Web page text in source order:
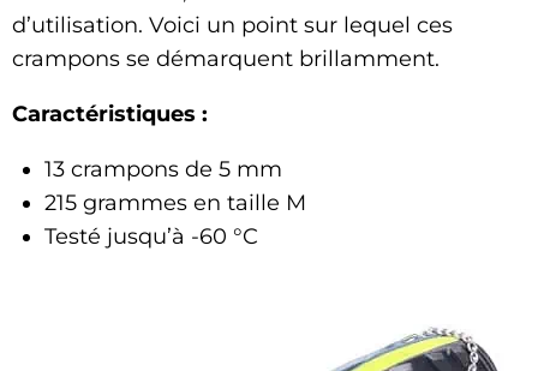
d’utilisation. Voici un point sur lequel ces
crampons se démarquent brillamment.
Caractéristiques :
13 crampons de 5 mm
215 grammes en taille M
Testé jusqu’à -60 °C